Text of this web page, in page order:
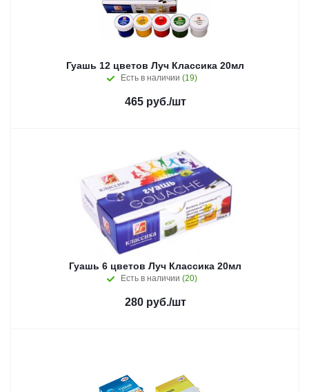
Гуашь 12 цветов Луч Классика 20мл
Есть в наличии (19)
465руб./шт
Гуашь 6 цветов Луч Классика 20мл
Есть в наличии (20)
280руб./шт